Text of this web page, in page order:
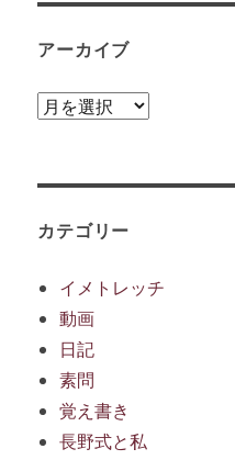
アーカイブ
ア
ブ
カテゴリー
イメトレッチ
動画
日記
素問
覚え書き
長野式と私